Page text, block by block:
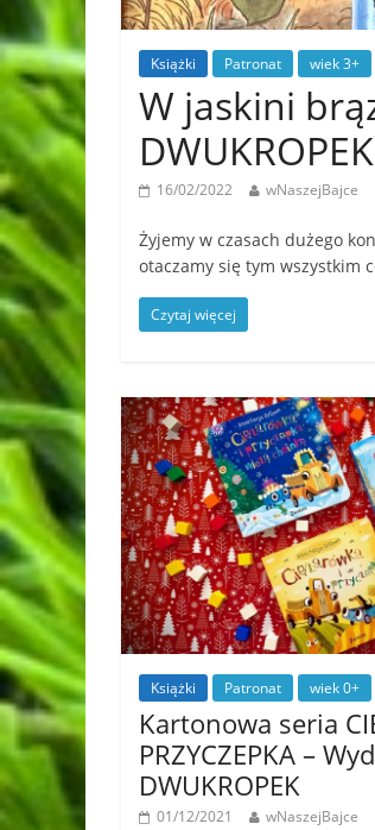
Książki Patronat wiek 3+
W jaskini
DWUKROPEK
16/02/2022 wNaszejBajce
Żyjemy w czasach dużego
otaczamy się tym wszystkim
Czytaj więcej
Książki Patronat wiek 0+
Kartonowa seria
PRZYCZEPKA –
DWUKROPEK
01/12/2021 wNaszejBajce